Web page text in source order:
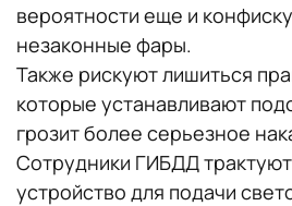
вероятности еще и
незаконные фары.
Также рискуют лишиться
которые устанавливают
грозит более серьезное
Сотрудники ГИБДД
устройство для подачи